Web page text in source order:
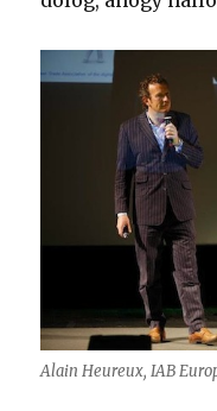
Alain Heureux, IAB